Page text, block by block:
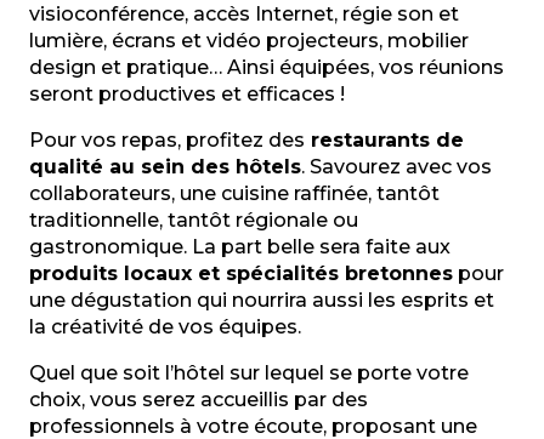
visioconférence, accès Internet, régie son et
lumière, écrans et vidéo projecteurs, mobilier
design et pratique… Ainsi équipées, vos réunions
seront productives et efficaces !
Pour vos repas, profitez des restaurants de
qualité au sein des hôtels. Savourez avec vos
collaborateurs, une cuisine raffinée, tantôt
traditionnelle, tantôt régionale ou
gastronomique. La part belle sera faite aux
produits locaux et spécialités bretonnes pour
une dégustation qui nourrira aussi les esprits et
la créativité de vos équipes.
Quel que soit l’hôtel sur lequel se porte votre
choix, vous serez accueillis par des
professionnels à votre écoute, proposant une